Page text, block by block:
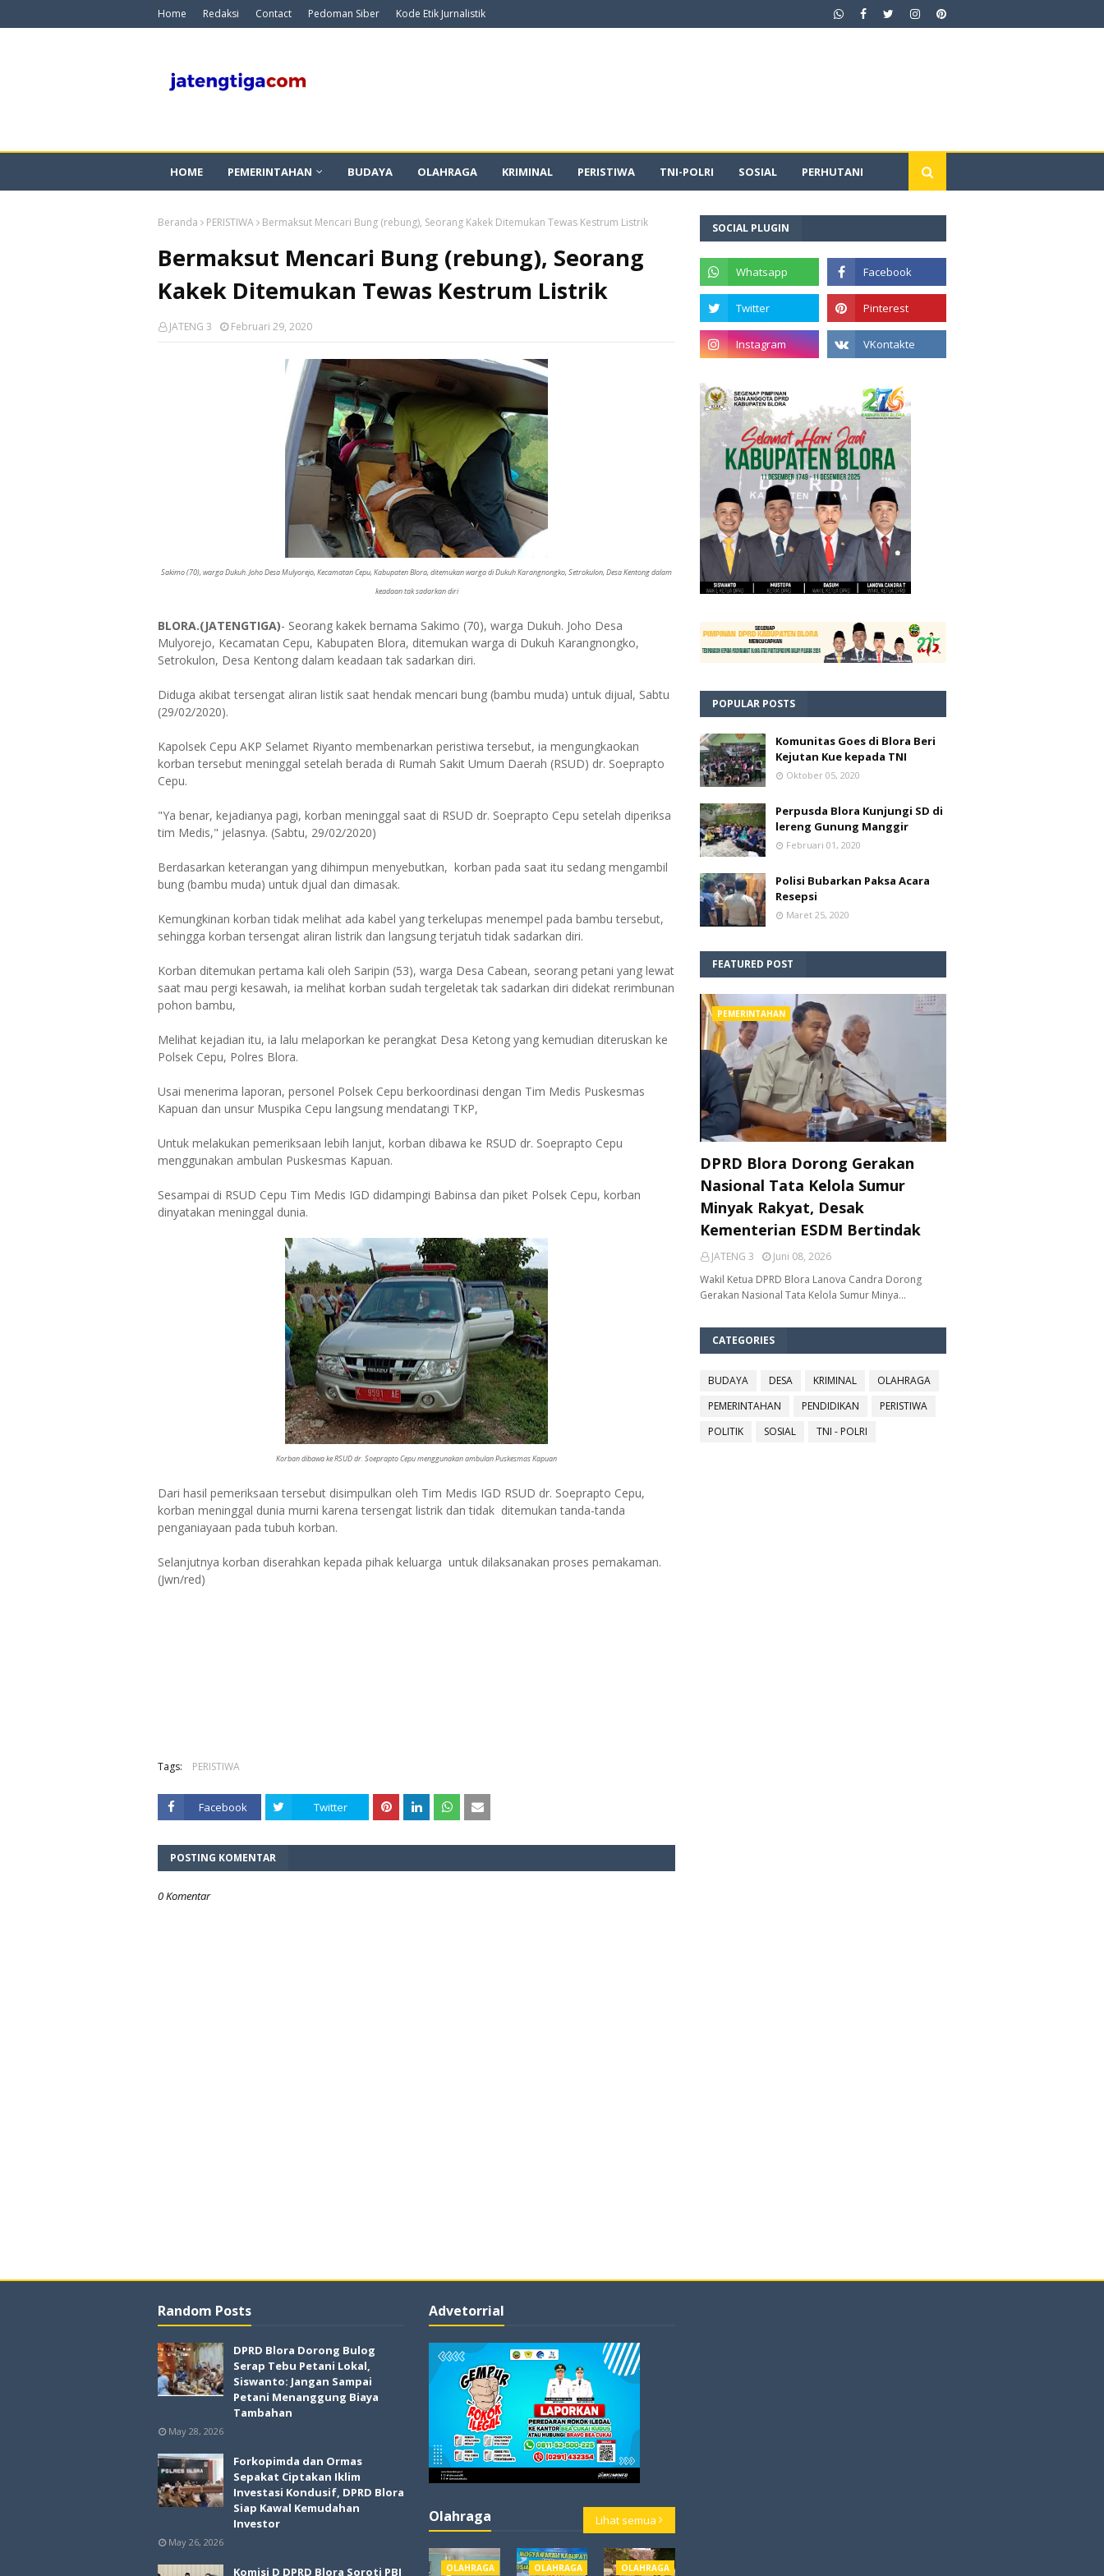
Home Redaksi Contact Pedoman Siber Kode Etik Jurnalistik
HOME PEMERINTAHAN BUDAYA OLAHRAGA KRIMINAL PERISTIWA TNI-POLRI SOSIAL PERHUTANI
Beranda PERISTIWA Bermaksut Mencari Bung (rebung), Seorang Kakek Ditemukan Tewas Kestrum Listrik
Bermaksut Mencari Bung (rebung), Seorang
Kakek Ditemukan Tewas Kestrum Listrik
JATENG 3 Februari 29, 2020
Sakimo (70), warga Dukuh. Joho Desa Mulyorejo, Kecamatan Cepu, Kabupaten Blora, ditemukan warga di Dukuh Karangnongko, Setrokulon, Desa Kentong dalam
keadaan tak sadarkan diri
BLORA.(JATENGTIGA)- Seorang kakek bernama Sakimo (70), warga Dukuh. Joho Desa
Mulyorejo, Kecamatan Cepu, Kabupaten Blora, ditemukan warga di Dukuh Karangnongko,
Setrokulon, Desa Kentong dalam keadaan tak sadarkan diri.
Diduga akibat tersengat aliran listik saat hendak mencari bung (bambu muda) untuk dijual, Sabtu
(29/02/2020).
Kapolsek Cepu AKP Selamet Riyanto membenarkan peristiwa tersebut, ia mengungkaokan
korban tersebut meninggal setelah berada di Rumah Sakit Umum Daerah (RSUD) dr. Soeprapto
Cepu.
"Ya benar, kejadianya pagi, korban meninggal saat di RSUD dr. Soeprapto Cepu setelah diperiksa
tim Medis," jelasnya. (Sabtu, 29/02/2020)
Berdasarkan keterangan yang dihimpun menyebutkan, korban pada saat itu sedang mengambil
bung (bambu muda) untuk djual dan dimasak.
Kemungkinan korban tidak melihat ada kabel yang terkelupas menempel pada bambu tersebut,
sehingga korban tersengat aliran listrik dan langsung terjatuh tidak sadarkan diri.
Korban ditemukan pertama kali oleh Saripin (53), warga Desa Cabean, seorang petani yang lewat
saat mau pergi kesawah, ia melihat korban sudah tergeletak tak sadarkan diri didekat rerimbunan
pohon bambu,
Melihat kejadian itu, ia lalu melaporkan ke perangkat Desa Ketong yang kemudian diteruskan ke
Polsek Cepu, Polres Blora.
Usai menerima laporan, personel Polsek Cepu berkoordinasi dengan Tim Medis Puskesmas
Kapuan dan unsur Muspika Cepu langsung mendatangi TKP,
Untuk melakukan pemeriksaan lebih lanjut, korban dibawa ke RSUD dr. Soeprapto Cepu
menggunakan ambulan Puskesmas Kapuan.
Sesampai di RSUD Cepu Tim Medis IGD didampingi Babinsa dan piket Polsek Cepu, korban
dinyatakan meninggal dunia.
Korban dibawa ke RSUD dr. Soeprapto Cepu menggunakan ambulan Puskesmas Kapuan
Dari hasil pemeriksaan tersebut disimpulkan oleh Tim Medis IGD RSUD dr. Soeprapto Cepu,
korban meninggal dunia murni karena tersengat listrik dan tidak ditemukan tanda-tanda
penganiayaan pada tubuh korban.
Selanjutnya korban diserahkan kepada pihak keluarga untuk dilaksanakan proses pemakaman.
(Jwn/red)
Tags: PERISTIWA
Facebook Twitter
POSTING KOMENTAR
0 Komentar
SOCIAL PLUGIN
POPULAR POSTS
Komunitas Goes di Blora Beri
Kejutan Kue kepada TNI
Oktober 05, 2020
Perpusda Blora Kunjungi SD di
lereng Gunung Manggir
Februari 01, 2020
Polisi Bubarkan Paksa Acara
Resepsi
Maret 25, 2020
FEATURED POST
PEMERINTAHAN
DPRD Blora Dorong Gerakan
Nasional Tata Kelola Sumur
Minyak Rakyat, Desak
Kementerian ESDM Bertindak
JATENG 3
Juni 08, 2026
Wakil Ketua DPRD Blora Lanova Candra Dorong
Gerakan Nasional Tata Kelola Sumur Minya…
CATEGORIES
BUDAYA DESA KRIMINAL
OLAHRAGA
PEMERINTAHAN
PENDIDIKAN
PERISTIWA
POLITIK
SOSIAL TNI - POLRI
Random Posts
DPRD Blora Dorong Bulog
Serap Tebu Petani Lokal,
Siswanto: Jangan Sampai
Petani Menanggung Biaya
Tambahan
May 28, 2026
Forkopimda dan Ormas
Sepakat Ciptakan Iklim
Investasi Kondusif, DPRD Blora
Siap Kawal Kemudahan
Investor
May 26, 2026
Komisi D DPRD Blora Soroti PBI
Advetorrial
Olahraga Lihat semua
OLAHRAGA OLAHRAGA OLAHRAGA